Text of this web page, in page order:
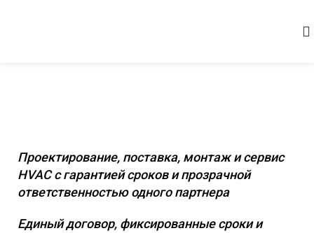
Проектирование, поставка, монтаж и сервис
HVAC с гарантией сроков и прозрачной
ответственностью одного партнера
Единый договор, фиксированные сроки и